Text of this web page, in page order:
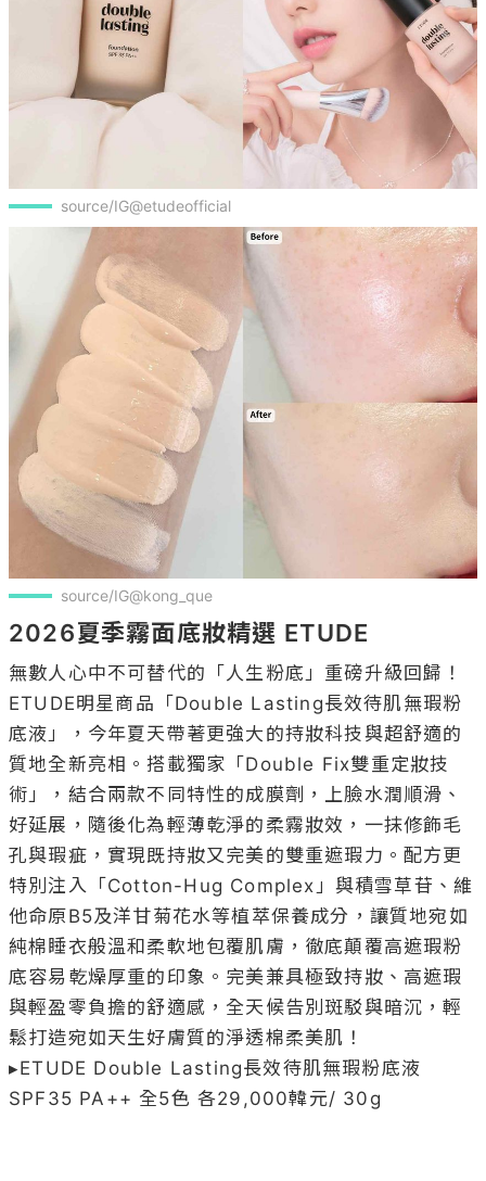
source/IG@etudeofficial
source/IG@kong_que
2026夏季霧面底妝精選 ETUDE
無數人心中不可替代的「人生粉底」重磅升級回歸！
ETUDE明星商品「Double Lasting長效待肌無瑕粉
底液」，今年夏天帶著更強大的持妝科技與超舒適的
質地全新亮相。搭載獨家「Double Fix雙重定妝技
術」，結合兩款不同特性的成膜劑，上臉水潤順滑、
好延展，隨後化為輕薄乾淨的柔霧妝效，一抹修飾毛
孔與瑕疵，實現既持妝又完美的雙重遮瑕力。配方更
特別注入「Cotton-Hug Complex」與積雪草苷、維
他命原B5及洋甘菊花水等植萃保養成分，讓質地宛如
純棉睡衣般溫和柔軟地包覆肌膚，徹底顛覆高遮瑕粉
底容易乾燥厚重的印象。完美兼具極致持妝、高遮瑕
與輕盈零負擔的舒適感，全天候告別斑駁與暗沉，輕
鬆打造宛如天生好膚質的淨透棉柔美肌！
▸ETUDE Double Lasting長效待肌無瑕粉底液
SPF35 PA++ 全5色 各29,000韓元/ 30g